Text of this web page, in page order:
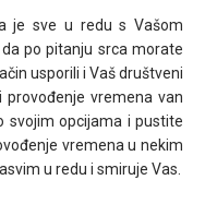
je sve u redu s Vašom
po pitanju srca morate
usporili i Vaš društveni
vremena van
svojim opcijama i pustite
vremena u nekim
u redu i smiruje Vas.